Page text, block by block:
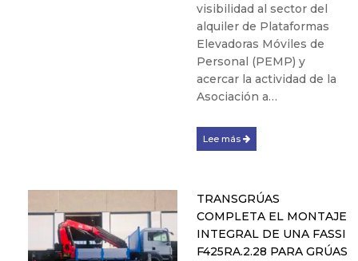
visibilidad al sector del
alquiler de Plataformas
Elevadoras Móviles de
Personal (PEMP) y
acercar la actividad de la
Asociación a…
Lee más
TRANSGRÚAS
COMPLETA EL MONTAJE
INTEGRAL DE UNA FASSI
F425RA.2.28 PARA GRÚAS